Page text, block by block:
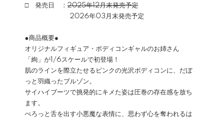
□ 発売日 ： 2025年12月末発売予定
2026年03月末発売予定
●商品概要●
オリジナルフィギュア・ボディコンギャルのお姉さん
「絢」が1/6スケールで初登場！
肌のラインを際立たせるピンクの光沢ボディコンに、だぼ
っと羽織ったブルゾン。
サイハイブーツで挑発的にキメた姿は圧巻の存在感を放ち
ます。
ぺろっと舌を出す小悪魔な表情に、思わず心を奪われるは